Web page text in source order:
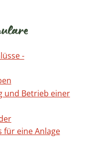
-
und Betrieb einer
für eine Anlage